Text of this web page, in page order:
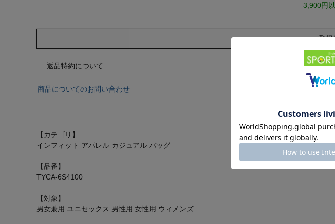
3,900円
取扱
返品特約について
商品についてのお問い合わせ
【カテゴリ】
インフィット アパレル カジュアル バッグ
【品番】
TYCA-6S4100
【対象】
男女兼用 ユニセックス 男性用 女性用 ウィメンズ